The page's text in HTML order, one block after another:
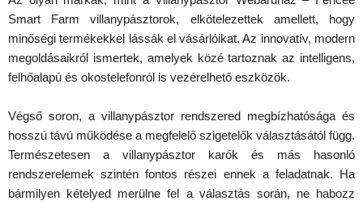
Smart Farm villanypásztorok, elkötelezettek amellett, hogy
minőségi termékekkel lássák el vásárlóikat. Az innovatív, modern
megoldásaikról ismertek, amelyek közé tartoznak az intelligens,
felhőalapú és okostelefonról is vezérelhető eszközök.
Végső soron, a villanypásztor rendszered megbízhatósága és
hosszú távú működése a megfelelő szigetelők választásától függ.
Természetesen a villanypásztor karók és más hasonló
rendszerelemek szintén fontos részei ennek a feladatnak. Ha
bármilyen kételyed merülne fel a választás során, ne habozz